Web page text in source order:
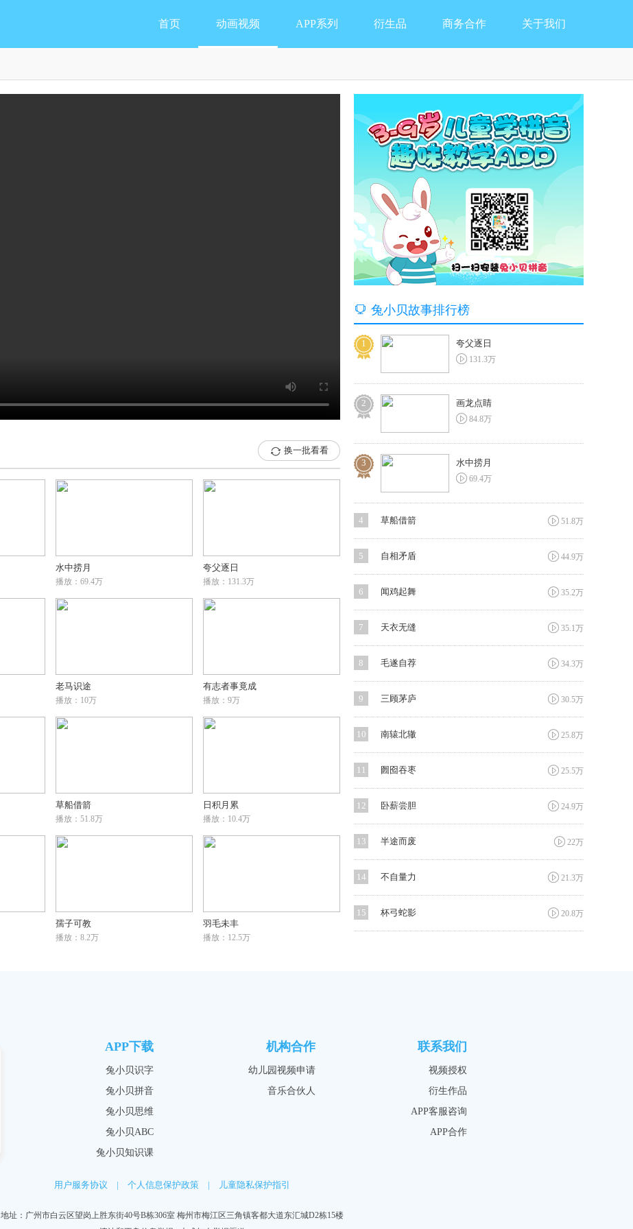
首页 动画视频 APP系列 衍生品 商务合作 关于我们
 换一批看看
水中捞月
播放：69.4万
夸父逐日
播放：131.3万
老马识途
播放：10万
有志者事竟成
播放：9万
草船借箭
播放：51.8万
日积月累
播放：10.4万
孺子可教
播放：8.2万
羽毛未丰
播放：12.5万
 兔小贝故事排行榜
1 夸父逐日
 131.3万
2 画龙点睛
 84.8万
3 水中捞月
 69.4万
4 草船借箭  51.8万
5 自相矛盾  44.9万
6 闻鸡起舞  35.2万
7 天衣无缝  35.1万
8 毛遂自荐  34.3万
9 三顾茅庐  30.5万
10 南辕北辙  25.8万
11 囫囵吞枣  25.5万
12 卧薪尝胆  24.9万
13 半途而废  22万
14 不自量力  21.3万
15 杯弓蛇影  20.8万
APP下载
兔小贝识字
兔小贝拼音
兔小贝思维
兔小贝ABC
兔小贝知识课
机构合作
幼儿园视频申请
音乐合伙人
联系我们
视频授权
衍生作品
APP客服咨询
APP合作
用户服务协议 | 个人信息保护政策 | 儿童隐私保护指引
地址：广州市白云区望岗上胜东街40号B栋306室 梅州市梅江区三角镇客都大道东汇城D2栋15楼